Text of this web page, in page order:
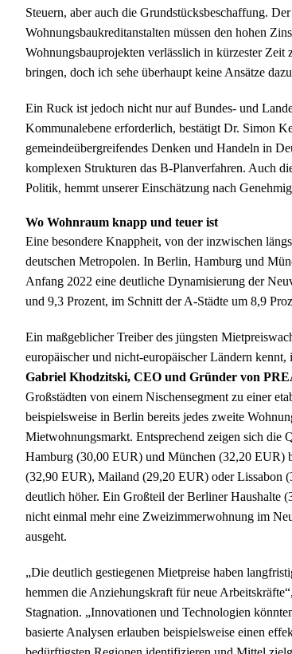
Steuern, aber auch die Grundstücksbeschaffung.
Wohnungsbaukreditanstalten müssen den hohen
Wohnungsbauprojekten verlässlich in kürzester
bringen, doch ich sehe überhaupt keine Ansätze
Ein Ruck ist jedoch nicht nur auf Bundes- und
Kommunalebene erforderlich, bestätigt Dr. Simon
gemeindeübergreifendes Denken und Handeln in
komplexen Strukturen das B-Planverfahren. Auch
Politik, hemmt unserer Einschätzung nach
Wo Wohnraum knapp und teuer ist
Eine besondere Knappheit, von der inzwischen
deutschen Metropolen. In Berlin, Hamburg und
Anfang 2022 eine deutliche Dynamisierung der
und 9,3 Prozent, im Schnitt der A-Städte um 8,9
Ein maßgeblicher Treiber des jüngsten
europäischer und nicht-europäischer Ländern
Gabriel Khodzitski, CEO und Gründer von
Großstädten von einem Nischensegment zu einer
beispielsweise in Berlin bereits jedes zweite
Mietwohnungsmarkt. Entsprechend zeigen sich
Hamburg (30,00 EUR) und München (32,20 EUR)
(32,90 EUR), Mailand (29,20 EUR) oder Lissabon
deutlich höher. Ein Großteil der Berliner Haushalte
nicht einmal mehr eine Zweizimmerwohnung im
ausgeht.
„Die deutlich gestiegenen Mietpreise haben
hemmen die Anziehungskraft für neue
Stagnation. „Innovationen und Technologien
basierte Analysen erlauben beispielsweise einen